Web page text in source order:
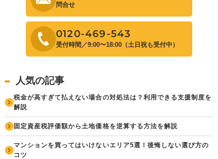
問合せ
0120-469-543
受付時間／9:00〜18:00（土日祝も受付中）
人気の記事
税金が高すぎて払えない場合の対処法は？利用できる支援制度を
解説
固定資産税評価額から土地価格を逆算する方法を解説
マンションを買ってはいけないエリア5選！後悔しない選び方の
コツ